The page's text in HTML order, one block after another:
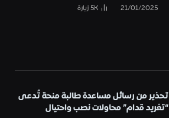
21/01/2025
5Kزيارة
تحذير من رسائل مساعدة طالبة منحة تُدعى
“تغريد قدام” محاولات نصب واحتيال